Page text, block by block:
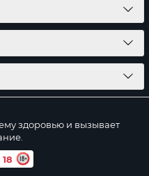
здоровью и вызывает